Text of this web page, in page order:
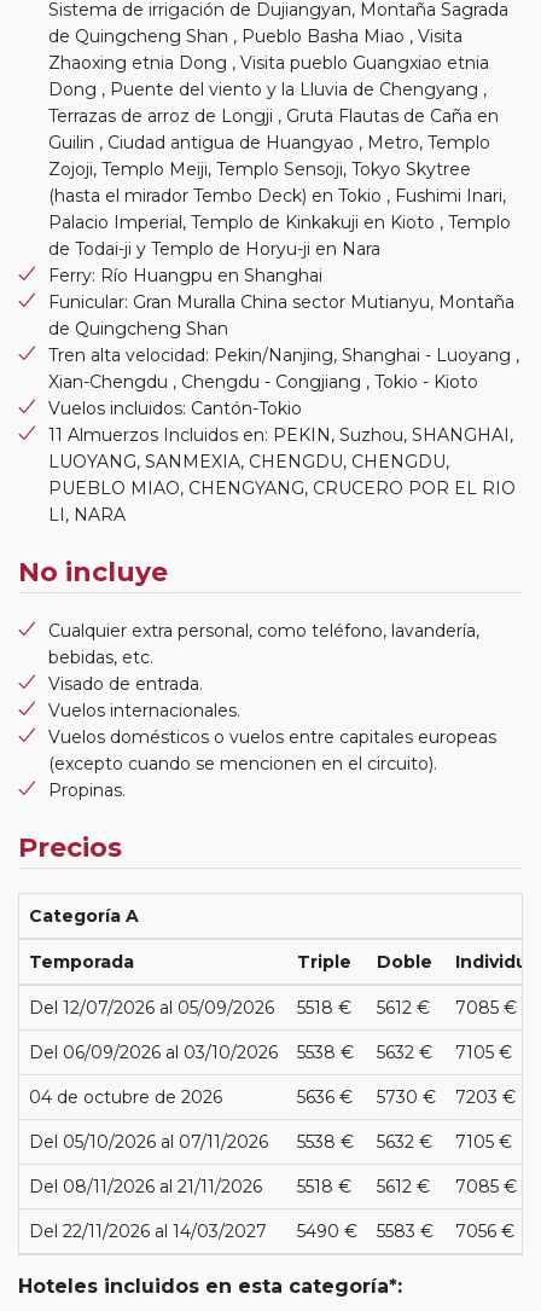
Sistema de irrigación de Dujiangyan, Montaña Sagrada
de Quingcheng Shan , Pueblo Basha Miao , Visita
Zhaoxing etnia Dong , Visita pueblo Guangxiao etnia
Dong , Puente del viento y la Lluvia de Chengyang ,
Terrazas de arroz de Longji , Gruta Flautas de Caña en
Guilin , Ciudad antigua de Huangyao , Metro, Templo
Zojoji, Templo Meiji, Templo Sensoji, Tokyo Skytree
(hasta el mirador Tembo Deck) en Tokio , Fushimi Inari,
Palacio Imperial, Templo de Kinkakuji en Kioto , Templo
de Todai-ji y Templo de Horyu-ji en Nara
Ferry: Río Huangpu en Shanghai
Funicular: Gran Muralla China sector Mutianyu, Montaña
de Quingcheng Shan
Tren alta velocidad: Pekin/Nanjing, Shanghai - Luoyang ,
Xian-Chengdu , Chengdu - Congjiang , Tokio - Kioto
Vuelos incluidos: Cantón-Tokio
11 Almuerzos Incluidos en: PEKIN, Suzhou, SHANGHAI,
LUOYANG, SANMEXIA, CHENGDU, CHENGDU,
PUEBLO MIAO, CHENGYANG, CRUCERO POR EL RIO
LI, NARA
No incluye
Cualquier extra personal, como teléfono, lavandería,
bebidas, etc.
Visado de entrada.
Vuelos internacionales.
Vuelos domésticos o vuelos entre capitales europeas
(excepto cuando se mencionen en el circuito).
Propinas.
Precios
Categoría A
Temporada Triple Doble
Del 12/07/2026 al 05/09/2026 5518 € 5612 € 7085 €
Del 06/09/2026 al 03/10/2026 5538 € 5632 € 7105 €
04 de octubre de 2026 5636 € 5730 € 7203 €
Del 05/10/2026 al 07/11/2026 5538 € 5632 € 7105 €
Del 08/11/2026 al 21/11/2026 5518 € 5612 € 7085 €
Del 22/11/2026 al 14/03/2027 5490 € 5583 € 7056 €
Hoteles incluidos en esta categoría*: